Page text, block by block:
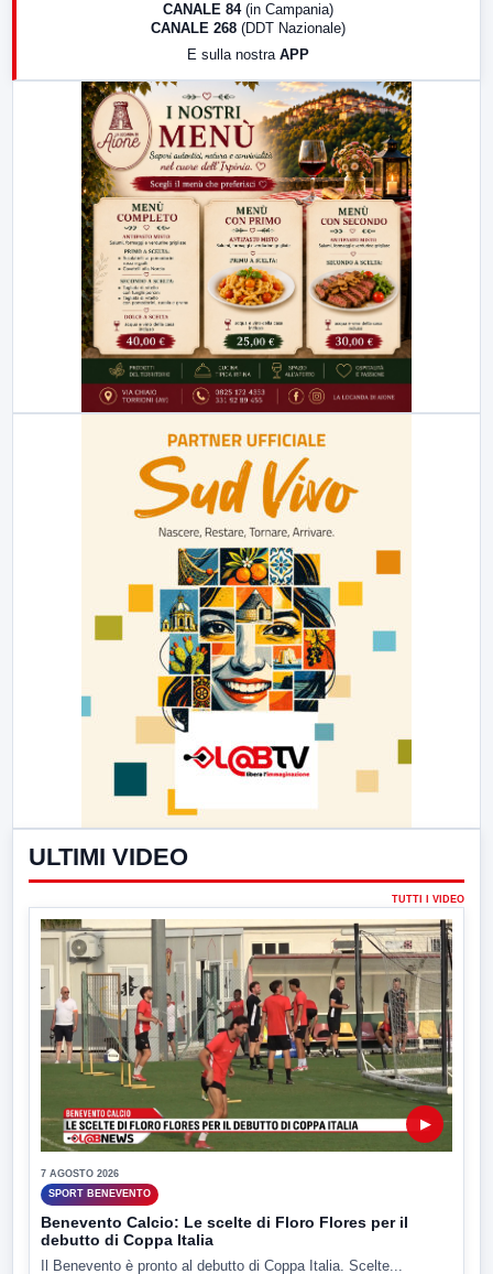
LabNews (replica)
CANALE 84 (in Campania)
CANALE 268 (DDT Nazionale)
E sulla nostra APP
ULTIMI VIDEO
TUTTI I VIDEO
▶
7 AGOSTO 2026
SPORT BENEVENTO
Benevento Calcio: Le scelte di Floro Flores per il
debutto di Coppa Italia
Il Benevento è pronto al debutto di Coppa Italia. Scelte...